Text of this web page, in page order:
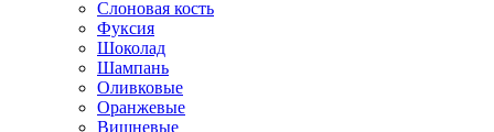
Слоновая кость
Фуксия
Шоколад
Шампань
Оливковые
Оранжевые
Вишневые